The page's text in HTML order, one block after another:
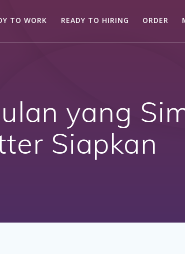
TO WORK READY TO HIRING ORDER
yang
Siapkan